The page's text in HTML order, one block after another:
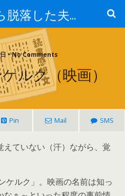
出世競争から脱落した夫と妻の日常
• No Comments
ルク（映画）
Pin Mail SMS
ていない（汗）ながら、覚
ケルク」。映画の名前は知っ